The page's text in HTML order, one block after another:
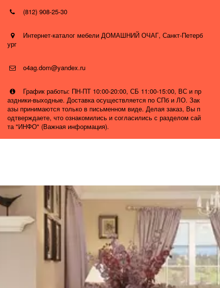
(812) 908-25-30
Интернет-каталог мебели ДОМАШНИЙ ОЧАГ, Санкт-Петерб
ург
o4ag.dom@yandex.ru
График работы: ПН-ПТ 10:00-20:00, СБ 11:00-15:00, ВС и пр
аздники-выходные. Доставка осуществляется по СПб и ЛО. Зак
азы принимаются только в письменном виде. Делая заказ, Вы п
одтверждаете, что ознакомились и согласились с разделом сай
та "ИНФО" (Важная информация).